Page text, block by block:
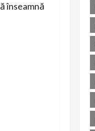
înseamnă